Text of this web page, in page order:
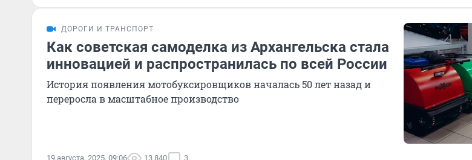
ДОРОГИ И ТРАНСПОРТ
Как советская самоделка из Архангельска стала
инновацией и распространилась по всей России
История появления мотобуксировщиков началась 50 лет назад и
переросла в масштабное производство
19 августа, 2025, 09:06 13 840 3